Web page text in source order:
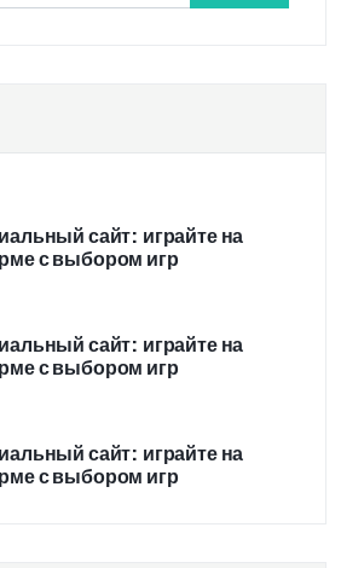
сайт: играйте на
с выбором игр
сайт: играйте на
с выбором игр
сайт: играйте на
с выбором игр